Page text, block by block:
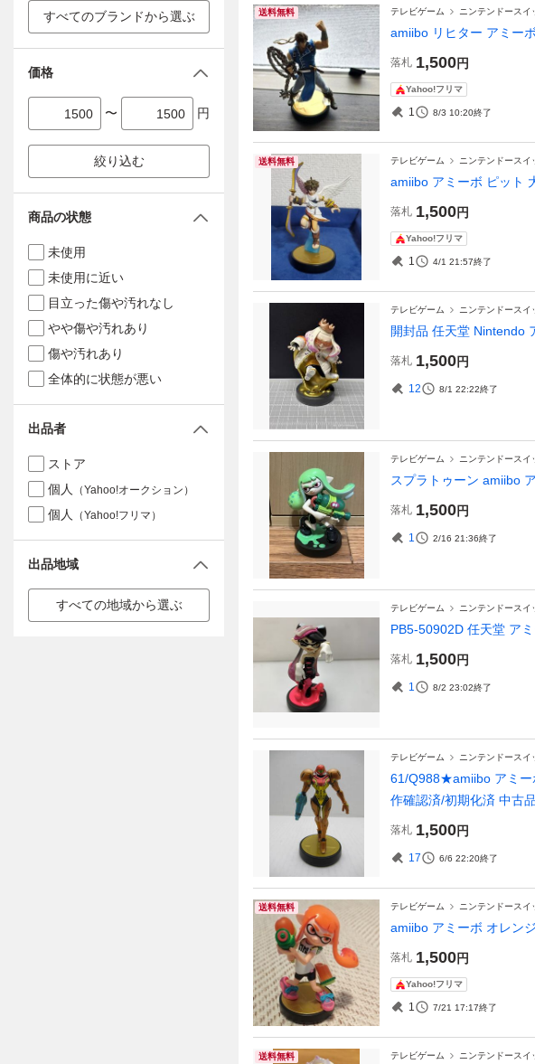
送料無料 テレビゲーム ニンテンドースイ
amiibo リヒター アミーボ
落札 1,500円
Yahoo!フリマ
1 8/3 10:20終了
送料無料 テレビゲーム ニンテンドースイ
amiibo アミーボ ピット
落札 1,500円
Yahoo!フリマ
1 4/1 21:57終了
テレビゲーム ニンテンドースイ
開封品 任天堂 Nintendo
落札 1,500円
12 8/1 22:22終了
テレビゲーム ニンテンドースイ
スプラトゥーン amiibo
落札 1,500円
1 2/16 21:36終了
テレビゲーム ニンテンドースイ
PB5-50902D 任天堂 ア
落札 1,500円
1 8/2 23:02終了
テレビゲーム ニンテンドースイ
61/Q988★amiibo アミ
作確認済/初期化済 中古品
落札 1,500円
17 6/6 22:20終了
送料無料 テレビゲーム ニンテンドースイ
amiibo アミーボ オレン
落札 1,500円
Yahoo!フリマ
1 7/21 17:17終了
送料無料 テレビゲーム ニンテンドースイ
すべてのブランドから選ぶ
価格
〜 円
絞り込む
商品の状態
未使用
未使用に近い
目立った傷や汚れなし
やや傷や汚れあり
傷や汚れあり
全体的に状態が悪い
出品者
ストア
個人
（Yahoo!オークション）
個人 （Yahoo!フリマ）
出品地域
すべての地域から選ぶ